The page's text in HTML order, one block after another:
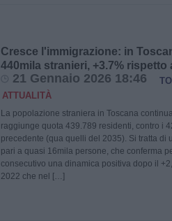
Cresce l'immigrazione: in
440mila stranieri, +3.7% rispetto
21 Gennaio 2026 18:46
ATTUALITÀ
La popolazione straniera in Toscana
raggiunge quota 439.789 residenti, contro i
precedente (qua quelli del 2035). Si tratta di
pari a quasi 16mila persone, che conferma
consecutivo una dinamica positiva dopo il
2022 che nel […]